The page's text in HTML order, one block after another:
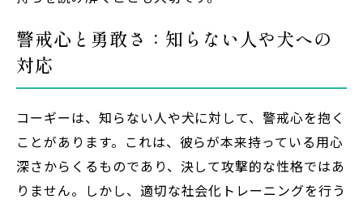
警戒心と勇敢さ：知らない人や犬への
対応
コーギーは、知らない人や犬に対して、警戒心を抱く
ことがあります。これは、彼らが本来持っている用心
深さからくるものであり、決して攻撃的な性格ではあ
りません。しかし、適切な社会化トレーニングを行う